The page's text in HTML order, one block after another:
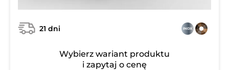
21 dni
Wybierz wariant produktu
i zapytaj o cenę